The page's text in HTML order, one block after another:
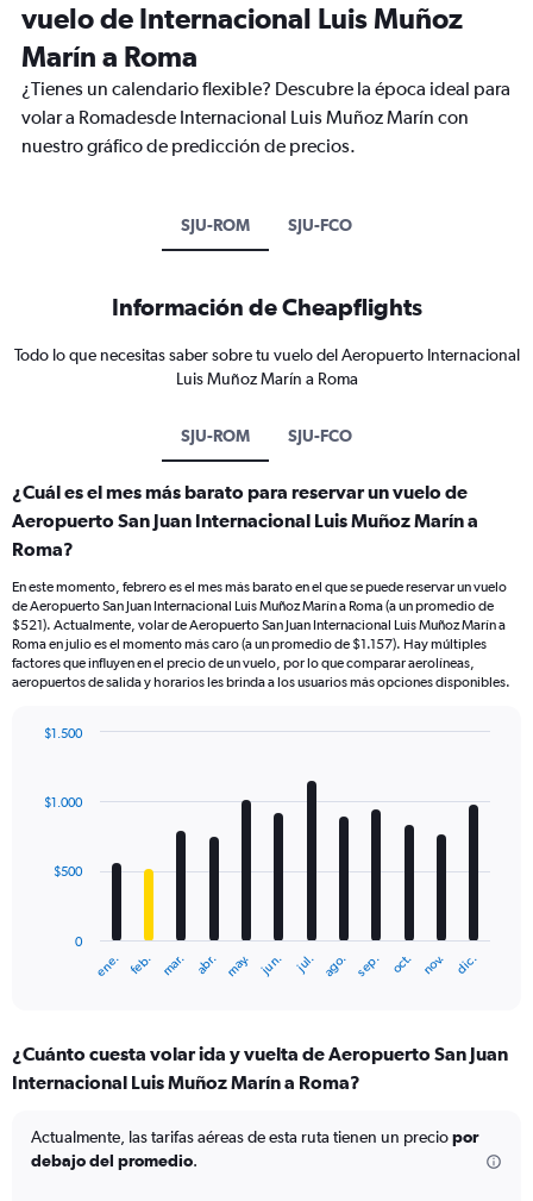
vuelo de Internacional Luis Muñoz
Marín a Roma
¿Tienes un calendario flexible? Descubre la época ideal para
volar a Romadesde Internacional Luis Muñoz Marín con
nuestro gráfico de predicción de precios.
SJU-ROM SJU-FCO
Información de Cheapflights
Todo lo que necesitas saber sobre tu vuelo del Aeropuerto Internacional
Luis Muñoz Marín a Roma
SJU-ROM SJU-FCO
¿Cuál es el mes más barato para reservar un vuelo de
Aeropuerto San Juan Internacional Luis Muñoz Marín a
Roma?
En este momento, febrero es el mes más barato en el que se puede reservar un vuelo
de Aeropuerto San Juan Internacional Luis Muñoz Marín a Roma (a un promedio de
$521). Actualmente, volar de Aeropuerto San Juan Internacional Luis Muñoz Marín a
Roma en julio es el momento más caro (a un promedio de $1.157). Hay múltiples
factores que influyen en el precio de un vuelo, por lo que comparar aerolíneas,
aeropuertos de salida y horarios les brinda a los usuarios más opciones disponibles.
with
12
The
Range:
12
The
chart
has
ene. feb. mar. abr. may. jun. jul. ago. sep. oct. nov. dic.
0
$500
$1.000
$1.500
¿Cuánto cuesta volar ida y vuelta de Aeropuerto San Juan
Internacional Luis Muñoz Marín a Roma?
Actualmente, las tarifas aéreas de esta ruta tienen un preciopor
debajo del promedio.